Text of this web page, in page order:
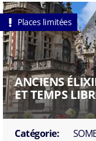
Places limitées
ANCIENS
ET TEMPS
Catégorie: